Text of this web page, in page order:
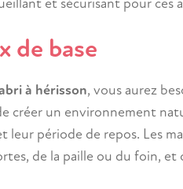
et sécurisant pour ces
de base
à hérisson, vous aurez
créer un environnement
période de repos. Les
de la paille ou du foin,